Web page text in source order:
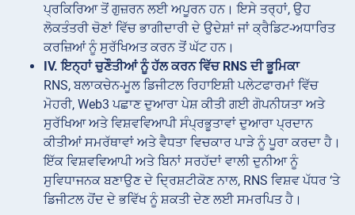
ਪ੍ਰਕਿਰਿਆ ਤੋਂ ਗੁਜ਼ਰਨ ਲਈ ਅਪੂਰਨ ਹਨ। ਇਸੇ ਤਰ੍ਹਾਂ, ਉਹ
ਲੋਕਤੰਤਰੀ ਚੋਣਾਂ ਵਿੱਚ ਭਾਗੀਦਾਰੀ ਦੇ ਉਦੇਸ਼ਾਂ ਜਾਂ ਕ੍ਰੈਡਿਟ-ਅਧਾਰਿਤ
ਕਰਜ਼ਿਆਂ ਨੂੰ ਸੁਰੱਖਿਅਤ ਕਰਨ ਤੋਂ ਘੱਟ ਹਨ।
IV. ਇਨ੍ਹਾਂ ਚੁਣੌਤੀਆਂ ਨੂੰ ਹੱਲ ਕਰਨ ਵਿੱਚ RNS ਦੀ ਭੂਮਿਕਾ
RNS, ਬਲਾਕਚੇਨ-ਮੂਲ ਡਿਜੀਟਲ ਰਿਹਾਇਸ਼ੀ ਪਲੇਟਫਾਰਮਾਂ ਵਿੱਚ
ਮੋਹਰੀ, Web3 ਪਛਾਣ ਦੁਆਰਾ ਪੇਸ਼ ਕੀਤੀ ਗਈ ਗੋਪਨੀਯਤਾ ਅਤੇ
ਸੁਰੱਖਿਆ ਅਤੇ ਵਿਸ਼ਵਵਿਆਪੀ ਸੰਪ੍ਰਭੂਤਾਵਾਂ ਦੁਆਰਾ ਪ੍ਰਦਾਨ
ਕੀਤੀਆਂ ਸਮਰੱਥਾਵਾਂ ਅਤੇ ਵੈਧਤਾ ਵਿਚਕਾਰ ਪਾੜੇ ਨੂੰ ਪੂਰਾ ਕਰਦਾ ਹੈ।
ਇੱਕ ਵਿਸ਼ਵਵਿਆਪੀ ਅਤੇ ਬਿਨਾਂ ਸਰਹੱਦਾਂ ਵਾਲੀ ਦੁਨੀਆ ਨੂੰ
ਸੁਵਿਧਾਜਨਕ ਬਣਾਉਣ ਦੇ ਦ੍ਰਿਸ਼ਟੀਕੋਣ ਨਾਲ, RNS ਵਿਸ਼ਵ ਪੱਧਰ ‘ਤੇ
ਡਿਜੀਟਲ ਹੋਂਦ ਦੇ ਭਵਿੱਖ ਨੂੰ ਸ਼ਕਤੀ ਦੇਣ ਲਈ ਸਮਰਪਿਤ ਹੈ।